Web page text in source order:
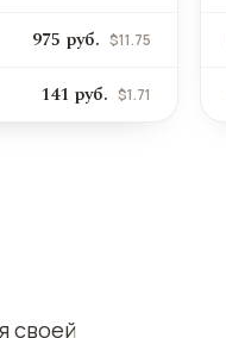
975 руб. $11.75
141 руб. $1.71
своей